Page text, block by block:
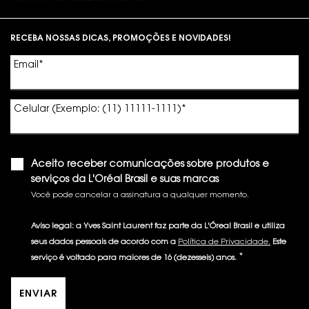
RECEBA NOSSAS DICAS, PROMOÇÕES E NOVIDADES!
Email *
Celular (Exemplo: (11) 11111-1111) *
Aceito receber comunicações sobre produtos e
serviços da L'Oréal Brasil e suas marcas
Você pode cancelar a assinatura a qualquer momento.​
Aviso legal: a Yves Saint Laurent faz parte da L'Óreal Brasil e utiliza
seus dados pessoais de acordo com a Política de Privacidade. Este
serviço é voltado para maiores de 16 (dezesseis) anos. *
ENVIAR